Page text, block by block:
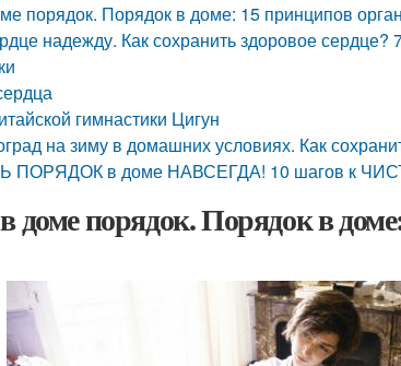
порядок. Порядок в доме: 15 принципов
надежду. Как сохранить здоровое
гимнастики Цигун
на зиму в домашних условиях. Как
ПОРЯДОК в доме НАВСЕГДА! 10 шагов к
доме порядок. Порядок в